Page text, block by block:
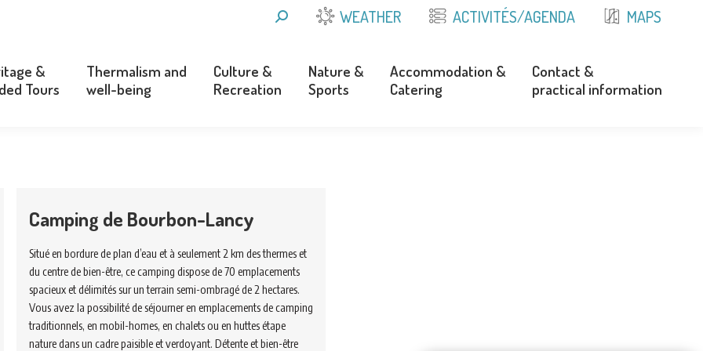
SEARCH: WEATHER ACTIVITÉS/AGENDA MAPS
&
Tours
Thermalism and
well-being
Culture &
Recreation
Nature &
Sports
Accommodation &
Catering
Contact &
practical information
Camping de Bourbon-Lancy
Situé en bordure de plan d’eau et à seulement 2 km des thermes et
du centre de bien-être, ce camping dispose de 70 emplacements
spacieux et délimités sur un terrain semi-ombragé de 2 hectares.
Vous avez la possibilité de séjourner en emplacements de camping
traditionnels, en mobil-homes, en chalets ou en huttes étape
nature dans un cadre paisible et verdoyant. Détente et bien-être
Nature &
Accommodation &
Contact &